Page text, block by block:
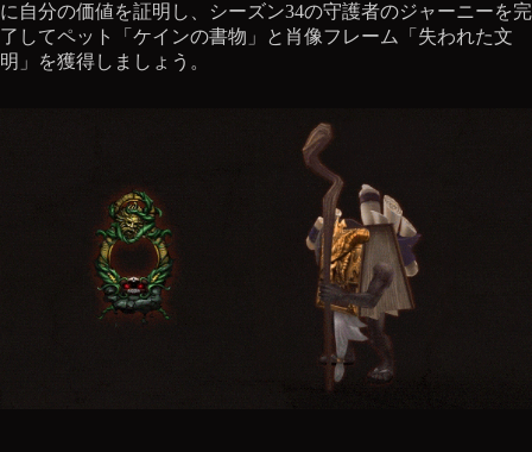
に自分の価値を証明し、シーズン34の守護者のジャーニーを完
了してペット「ケインの書物」と肖像フレーム「失われた文
明」を獲得しましょう。